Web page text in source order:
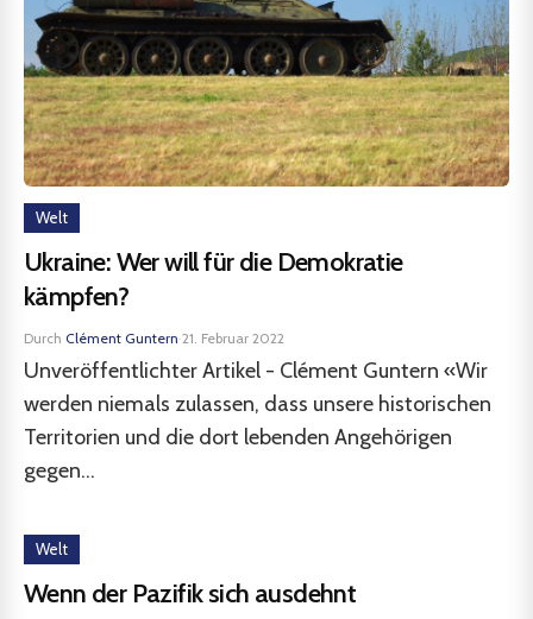
Welt
Ukraine: Wer will für die Demokratie
kämpfen?
Durch Clément Guntern·21. Februar 2022
Unveröffentlichter Artikel - Clément Guntern «Wir
werden niemals zulassen, dass unsere historischen
Territorien und die dort lebenden Angehörigen
gegen...
Welt
Wenn der Pazifik sich ausdehnt